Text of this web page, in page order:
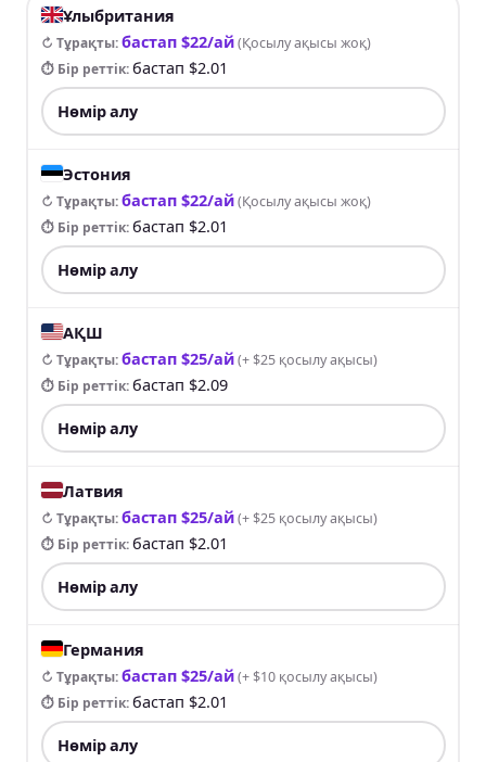
Ұлыбритания
↻ Тұрақты:бастап $22/ай(Қосылу ақысы жоқ)
⏱ Бір реттік:бастап $2.01
Нөмір алу
Эстония
↻ Тұрақты:бастап $22/ай(Қосылу ақысы жоқ)
⏱ Бір реттік:бастап $2.01
Нөмір алу
АҚШ
↻ Тұрақты:бастап $25/ай(+ $25 қосылу ақысы)
⏱ Бір реттік:бастап $2.09
Нөмір алу
Латвия
↻ Тұрақты:бастап $25/ай(+ $25 қосылу ақысы)
⏱ Бір реттік:бастап $2.01
Нөмір алу
Германия
↻ Тұрақты:бастап $25/ай(+ $10 қосылу ақысы)
⏱ Бір реттік:бастап $2.01
Нөмір алу